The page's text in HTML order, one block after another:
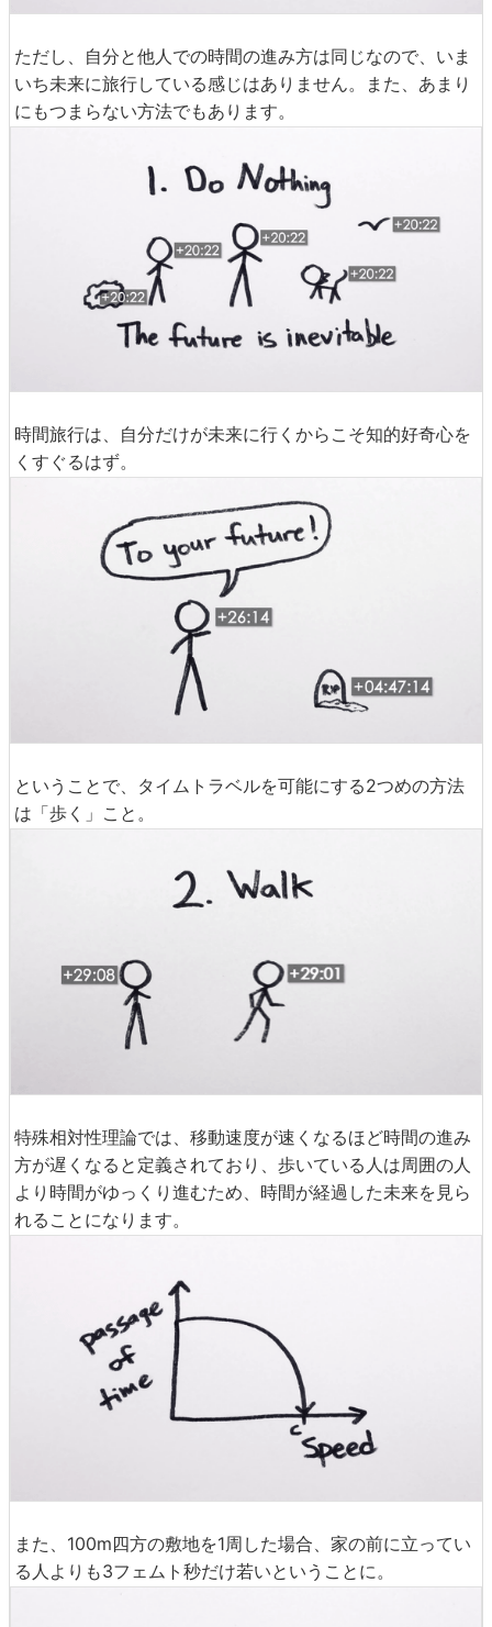
ただし、自分と他人での時間の進み方は同じなので、いま
いち未来に旅行している感じはありません。また、あまり
にもつまらない方法でもあります。
時間旅行は、自分だけが未来に行くからこそ知的好奇心を
くすぐるはず。
ということで、タイムトラベルを可能にする2つめの方法
は「歩く」こと。
特殊相対性理論では、移動速度が速くなるほど時間の進み
方が遅くなると定義されており、歩いている人は周囲の人
より時間がゆっくり進むため、時間が経過した未来を見ら
れることになります。
また、100m四方の敷地を1周した場合、家の前に立ってい
る人よりも3フェムト秒だけ若いということに。